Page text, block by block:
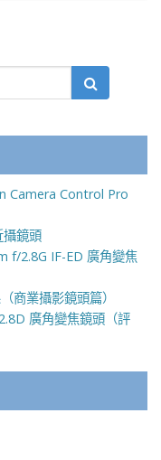
Camera Control Pro
鏡頭
f/2.8G IF-ED 廣角變焦
商業攝影鏡頭篇）
廣角變焦鏡頭（評